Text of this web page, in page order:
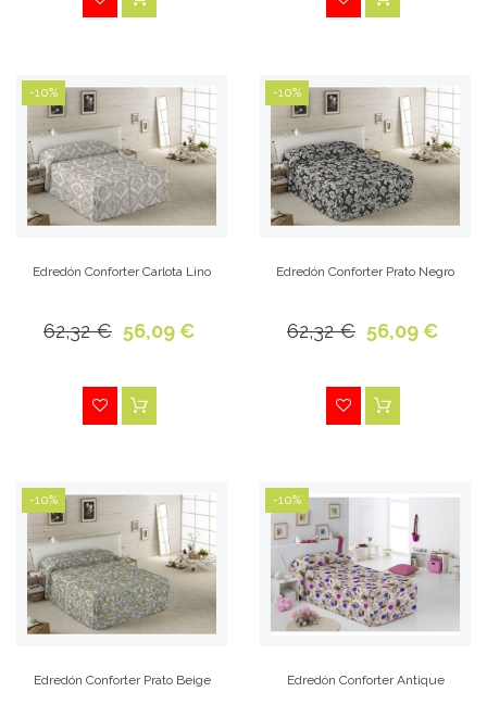
-10%
Edredón Conforter Carlota Lino
62,32 € 56,09 €
-10%
Edredón Conforter Prato Negro
62,32 € 56,09 €
-10%
Edredón Conforter Prato Beige
-10%
Edredón Conforter Antique